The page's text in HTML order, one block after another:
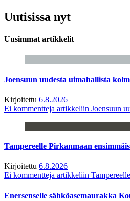
Uutisissa nyt
Uusimmat artikkelit
Joensuun uudesta uimahallista
Kirjoitettu 6.8.2026
Ei kommentteja artikkeliin Joensuun
Tampereelle Pirkanmaan
Kirjoitettu 6.8.2026
Ei kommentteja artikkeliin
Enersenselle sähköasemaurakka